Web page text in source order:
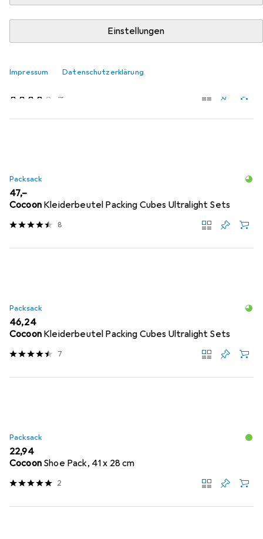
Einstellungen
Impressum Datenschutzerklärung
Go Travel
Packtasche Set
13
Packsack
EUR
47,–
Cocoon Kleiderbeutel Packing Cubes Ultralight Sets
8
Packsack
EUR
46,24
Cocoon Kleiderbeutel Packing Cubes Ultralight Sets
7
Packsack
EUR
22,94
Cocoon Shoe Pack, 41 x 28 cm
2